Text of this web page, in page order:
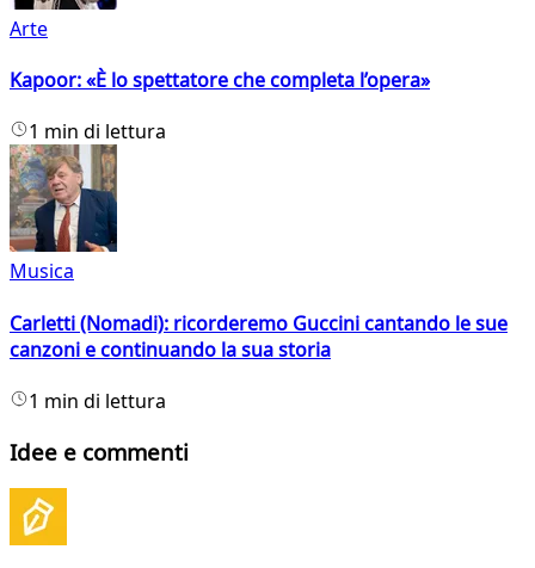
Arte
Kapoor: «È lo spettatore che completa l’opera»
1 min di lettura
Musica
Carletti (Nomadi): ricorderemo Guccini cantando le sue
canzoni e continuando la sua storia
1 min di lettura
Idee e commenti